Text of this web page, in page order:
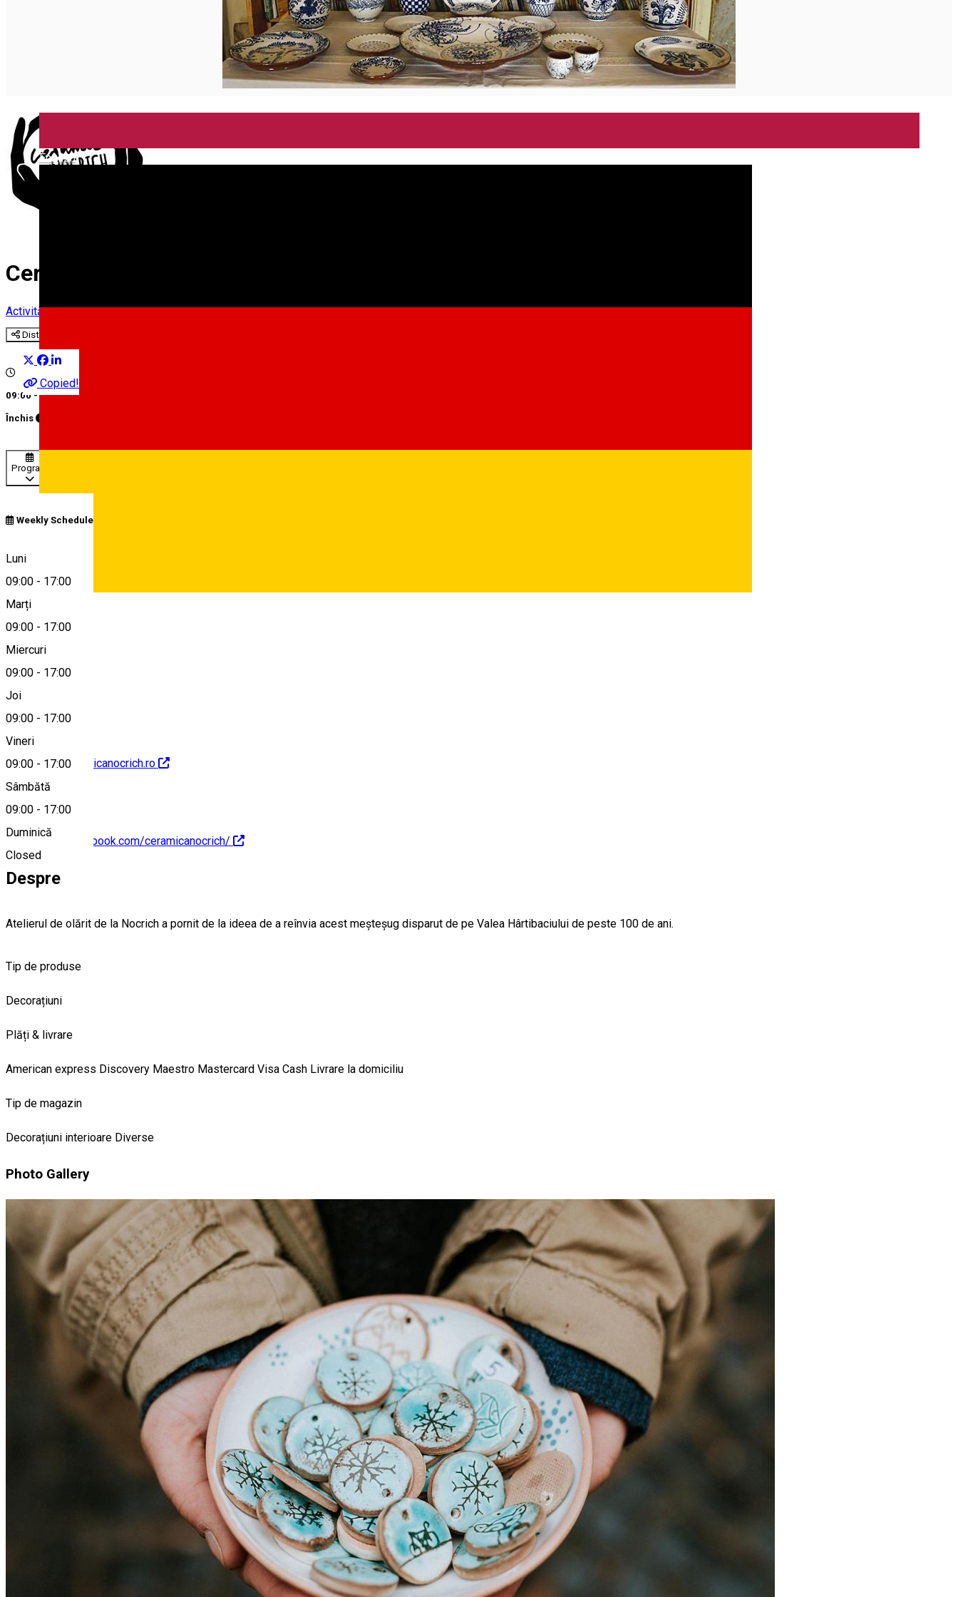
English
Ceramica de Nocrich, Scout
Activități în județul SibiuArtizanJudețul SibiuOrganizator de Evenimente
Distribuie
Copied!
09:00 - 17:00
Închis
Program
Weekly Schedule
Luni
09:00 - 17:00
Marți
09:00 - 17:00
Miercuri
09:00 - 17:00
Joi
09:00 - 17:00
Vineri
09:00 - 17:00
Sâmbătă
09:00 - 17:00
Duminică
Closed
strada Principala nr 208, Nocrich, Romania, 557165
Hartă
http://www.ceramicanocrich.ro
https://www.facebook.com/ceramicanocrich/
Despre
Atelierul de olărit de la Nocrich a pornit de la ideea de a reînvia acest meșteșug disparut de pe Valea Hârtibaciului de peste 100 de ani.
Tip de produse
Decorațiuni
Plăți & livrare
American express Discovery Maestro Mastercard Visa Cash Livrare la domiciliu
Tip de magazin
Decorațiuni interioare Diverse
Photo Gallery